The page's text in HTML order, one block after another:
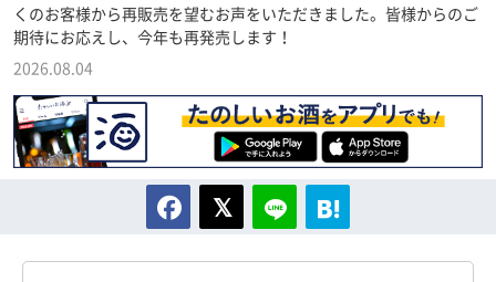
くのお客様から再販売を望むお声をいただきました。皆様からのご
期待にお応えし、今年も再発売します！
2026.08.04